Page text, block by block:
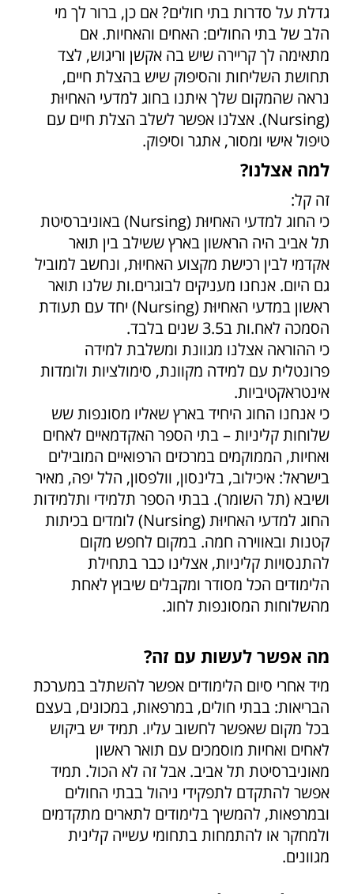
גדלת על סדרות בתי חולים? אם כן, ברור לך מי
הלב של בתי החולים: האחים והאחיות. אם
מתאימה לך קריירה שיש בה אקשן וריגוש, לצד
תחושת השליחות והסיפוק שיש בהצלת חיים,
נראה שהמקום שלך איתנו בחוג למדעי האחיוּת
(Nursing). אצלנו אפשר לשלב הצלת חיים עם
טיפול אישי ומסור, אתגר וסיפוק.
למה אצלנו?
זה קל:
כי החוג למדעי האחיוּת (Nursing) באוניברסיטת
תל אביב היה הראשון בארץ ששילב בין תואר
אקדמי לבין רכישת מקצוע האחיוּת, ונחשב למוביל
גם היום. אנחנו מעניקים לבוגרים.ות שלנו תואר
ראשון במדעי האחיוּת (Nursing) יחד עם תעודת
הסמכה לאח.ות ב3.5 שנים בלבד.
כי ההוראה אצלנו מגוונת ומשלבת למידה
פרונטלית עם למידה מקוונת, סימולציות ולומדות
אינטראקטיביות.
כי אנחנו החוג היחיד בארץ שאליו מסונפות שש
שלוחות קליניות – בתי הספר האקדמאיים לאחים
ואחיות, הממוקמים במרכזים הרפואיים המובילים
בישראל: איכילוב, בלינסון, וולפסון, הלל יפה, מאיר
ושיבא (תל השומר). בבתי הספר תלמידי ותלמידות
החוג למדעי האחיוּת (Nursing) לומדים בכיתות
קטנות ובאווירה חמה. במקום לחפש מקום
להתנסויות קליניות, אצלינו כבר בתחילת
הלימודים הכל מסודר ומקבלים שיבוץ לאחת
מהשלוחות המסונפות לחוג.
מה אפשר לעשות עם זה?
מיד אחרי סיום הלימודים אפשר להשתלב במערכת
הבריאות: בבתי חולים, במרפאות, במכונים, בעצם
בכל מקום שאפשר לחשוב עליו. תמיד יש ביקוש
לאחים ואחיות מוסמכים עם תואר ראשון
מאוניברסיטת תל אביב. אבל זה לא הכול. תמיד
אפשר להתקדם לתפקידי ניהול בבתי החולים
ובמרפאות, להמשיך בלימודים לתארים מתקדמים
ולמחקר או להתמחות בתחומי עשייה קלינית
מגוונים.